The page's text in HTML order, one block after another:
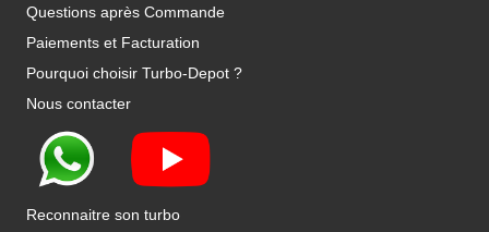
Questions après Commande
Paiements et Facturation
Pourquoi choisir Turbo-Depot ?
Nous contacter
Reconnaitre son turbo